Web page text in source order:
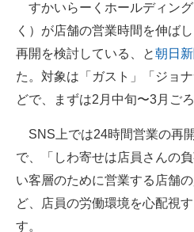
スマホと通信の最新トレンド
好きが集まる 比べて選べる
ビジネスと働き方のヒント
AI活用のいまが分かる
企業ITのトレンドを詳説
すかいらーくホールディン
く）が店舗の営業時間を伸ば
再開を検討している、と朝日
た。対象は「ガスト」「ジョ
どで、まずは2月中旬〜3月ご
SNS上では24時間営業の再
で、「しわ寄せは店員さんの
い客層のために営業する店舗
ど、店員の労働環境を心配視
す。